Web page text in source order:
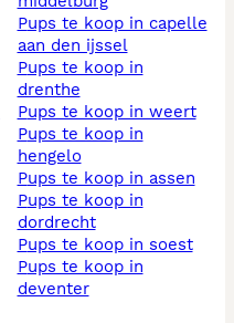
pups te koop in capelle
aan den ijssel
pups te koop in
drenthe
pups te koop in weert
pups te koop in
hengelo
pups te koop in assen
pups te koop in
dordrecht
pups te koop in soest
pups te koop in
deventer